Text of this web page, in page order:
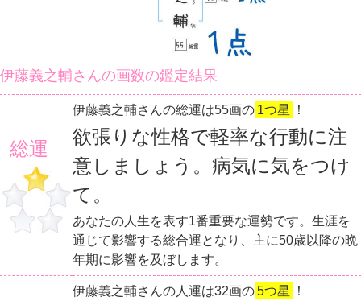
伊藤義之輔さんの画数の鑑定結果
総運
伊藤義之輔さんの総運は55画の 1つ星 ！
欲張りな性格で軽率な行動に注
意しましょう。病気に気をつけ
て。
あなたの人生を表す1番重要な運勢です。生涯を
通じて影響する総合運となり、主に50歳以降の晩
年期に影響を及ぼします。
伊藤義之輔さんの人運は32画の5つ星 ！